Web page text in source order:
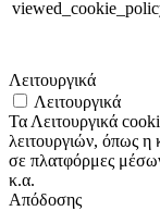
Λειτουργικά
Λειτουργικά
Τα Λειτουργικά
λειτουργιών, όπως η
σε πλατφόρμες
κ.α.
Απόδοσης